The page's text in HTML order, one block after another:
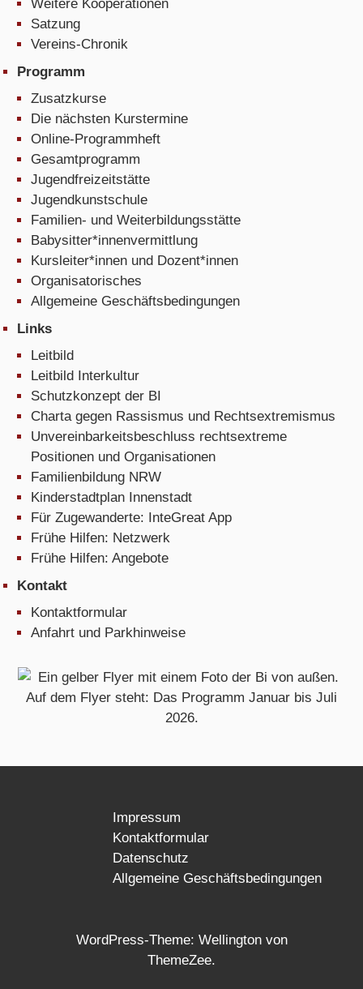
Weitere Kooperationen
Satzung
Vereins-Chronik
Programm
Zusatzkurse
Die nächsten Kurstermine
Online-Programmheft
Gesamtprogramm
Jugendfreizeitstätte
Jugendkunstschule
Familien- und Weiterbildungsstätte
Babysitter*innenvermittlung
Kursleiter*innen und Dozent*innen
Organisatorisches
Allgemeine Geschäftsbedingungen
Links
Leitbild
Leitbild Interkultur
Schutzkonzept der BI
Charta gegen Rassismus und Rechtsextremismus
Unvereinbarkeitsbeschluss rechtsextreme
Positionen und Organisationen
Familienbildung NRW
Kinderstadtplan Innenstadt
Für Zugewanderte: InteGreat App
Frühe Hilfen: Netzwerk
Frühe Hilfen: Angebote
Kontakt
Kontaktformular
Anfahrt und Parkhinweise
Impressum
Kontaktformular
Datenschutz
Allgemeine Geschäftsbedingungen
WordPress-Theme: Wellington von
ThemeZee.